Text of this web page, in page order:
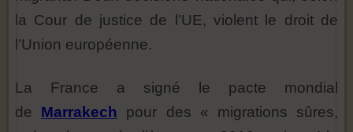
la Cour de justice de l’UE, violent le droit de
l’Union européenne.
La France a signé le pacte mondial
de Marrakech pour des « migrations sûres,